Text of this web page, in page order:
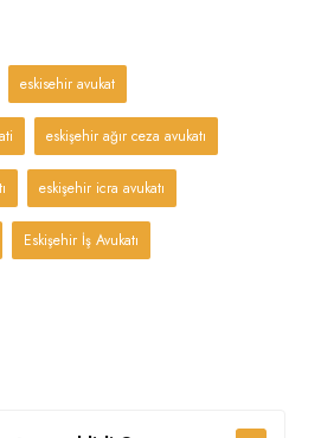
eskisehir avukat
eskişehir ağır ceza avukatı
eskişehir icra avukatı
Eskişehir İş Avukatı